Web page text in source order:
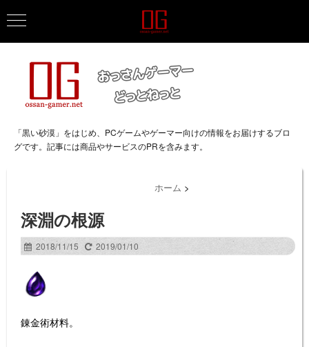
「黒い砂漠」をはじめ、PCゲームやゲーマー向けの情報をお届けするブロ
グです。記事には商品やサービスのPRを含みます。
ホーム >
深淵の根源
2018/11/15 2019/01/10
錬金術材料。